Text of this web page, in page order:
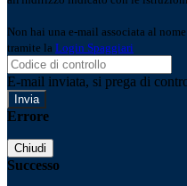
Non hai una e-mail associata al
tramite la Login Spaggiari
E-mail inviata, si prega di
Errore
Chiudi
Successo